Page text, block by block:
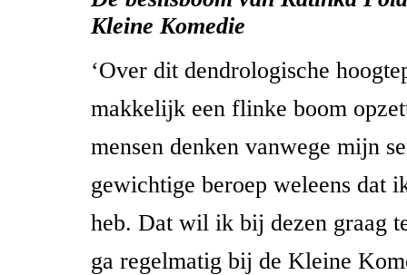
Kleine Komedie
‘Over dit dendrologische
makkelijk een flinke boom
mensen denken vanwege mijn
gewichtige beroep weleens dat
heb. Dat wil ik bij dezen graag
ga regelmatig bij de Kleine